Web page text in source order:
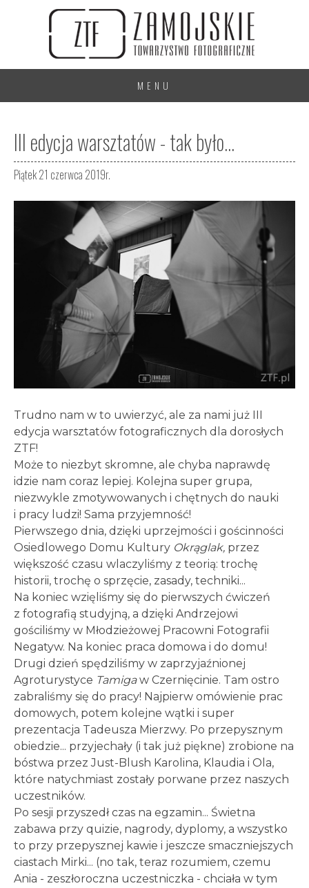
MENU
III edycja warsztatów - tak było...
Piątek 21 czerwca 2019r.
Trudno nam w to uwierzyć, ale za nami już III
edycja warsztatów fotograficznych dla dorosłych
ZTF!
Może to niezbyt skromne, ale chyba naprawdę
idzie nam coraz lepiej. Kolejna super grupa,
niezwykle zmotywowanych i chętnych do nauki
i pracy ludzi! Sama przyjemność!
Pierwszego dnia, dzięki uprzejmości i gościnności
Osiedlowego Domu Kultury Okrąglak, przez
większość czasu wlaczyliśmy z teorią: trochę
historii, trochę o sprzęcie, zasady, techniki...
Na koniec wzięliśmy się do pierwszych ćwiczeń
z fotografią studyjną, a dzięki Andrzejowi
gościliśmy w Młodzieżowej Pracowni Fotografii
Negatyw. Na koniec praca domowa i do domu!
Drugi dzień spędziliśmy w zaprzyjaźnionej
Agroturystyce Tamigaw Czernięcinie. Tam ostro
zabraliśmy się do pracy! Najpierw omówienie prac
domowych, potem kolejne wątki i super
prezentacja Tadeusza Mierzwy. Po przepysznym
obiedzie... przyjechały (i tak już piękne) zrobione na
bóstwa przez Just-Blush Karolina, Klaudia i Ola,
które natychmiast zostały porwane przez naszych
uczestników.
Po sesji przyszedł czas na egzamin... Świetna
zabawa przy quizie, nagrody, dyplomy, a wszystko
to przy przepysznej kawie i jeszcze smaczniejszych
ciastach Mirki... (no tak, teraz rozumiem, czemu
Ania - zeszłoroczna uczestniczka - chciała w tym